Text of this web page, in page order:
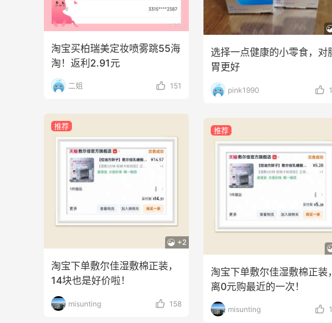
淘宝买柏瑞美定妆喷雾跳55海
淘！返利2.91元
二姐 151
推荐
+2
淘宝下单敷尔佳湿敷棉正装，
14块也是好价啦！
misunting 158
选择一点健康的小零食，对
胃更好
pink1990
推荐
淘宝下单敷尔佳湿敷棉正装，
离0元购最近的一次！
misunting